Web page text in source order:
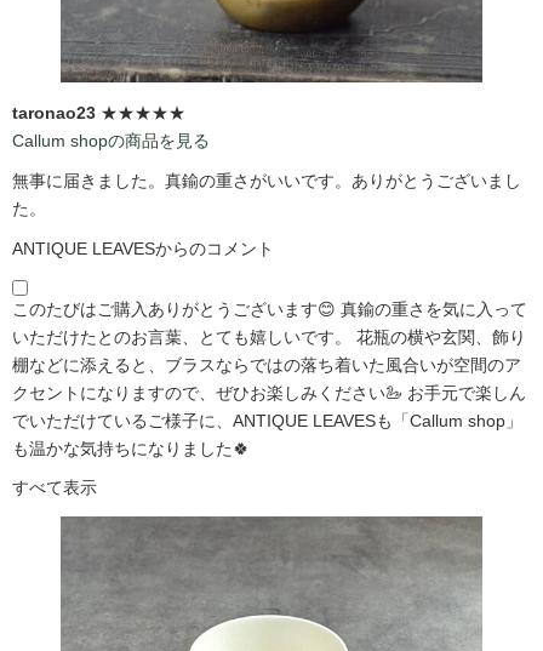
taronao23 ★★★★★
Callum shopの商品を見る
無事に届きました。真鍮の重さがいいです。ありがとうございまし
た。
ANTIQUE LEAVESからのコメント
このたびはご購入ありがとうございます😊 真鍮の重さを気に入って
いただけたとのお言葉、とても嬉しいです。 花瓶の横や玄関、飾り
棚などに添えると、ブラスならではの落ち着いた風合いが空間のア
クセントになりますので、ぜひお楽しみください🦢 お手元で楽しん
でいただけているご様子に、ANTIQUE LEAVESも「Callum shop」
も温かな気持ちになりました🍀
すべて表示